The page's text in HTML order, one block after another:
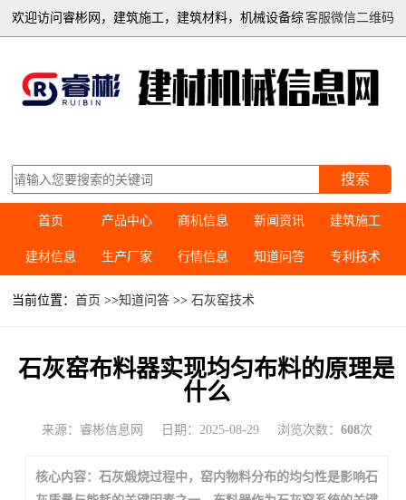
客服微信二维码
欢迎访问睿彬网，建筑施工，建筑材料，机械设备综
搜索
首页 产品中心 商机信息 新闻资讯 建筑施工
建材信息 生产厂家 行情信息 知道问答 专利技术
当前位置：首页 >>知道问答 >>石灰窑技术
石灰窑布料器实现均匀布料的原理是
什么
来源：睿彬信息网 日期：2025-08-29 浏览次数： 608次
核心内容：石灰煅烧过程中，窑内物料分布的均匀性是影响石